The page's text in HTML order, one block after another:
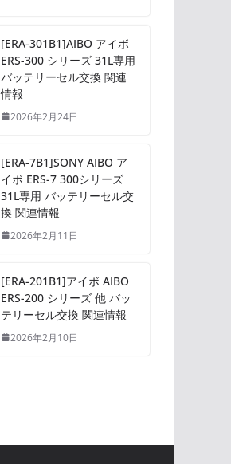
[ERA-301B1]AIBO アイボ
ERS-300 シリーズ 31L専用
バッテリーセル交換 関連
情報
2026年2月24日
[ERA-7B1]SONY AIBO ア
イボ ERS-7 300シリーズ
31L専用 バッテリーセル交
換 関連情報
2026年2月11日
[ERA-201B1]アイボ AIBO
ERS-200 シリーズ 他 バッ
テリーセル交換 関連情報
2026年2月10日